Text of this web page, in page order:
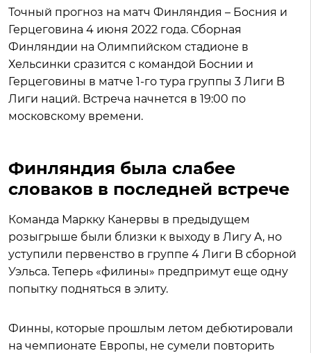
Точный прогноз на матч Финляндия – Босния и
Герцеговина 4 июня 2022 года. Сборная
Финляндии на Олимпийском стадионе в
Хельсинки сразится с командой Боснии и
Герцеговины в матче 1-го тура группы 3 Лиги B
Лиги наций. Встреча начнется в 19:00 по
московскому времени.
Финляндия была слабее
словаков в последней встрече
Команда Маркку Канервы в предыдущем
розыгрыше были близки к выходу в Лигу A, но
уступили первенство в группе 4 Лиги B сборной
Уэльса. Теперь «филины» предпримут еще одну
попытку подняться в элиту.
Финны, которые прошлым летом дебютировали
на чемпионате Европы, не сумели повторить